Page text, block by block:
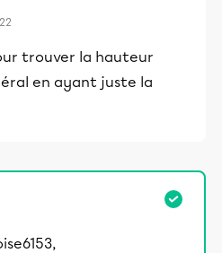
trouver la hauteur
en ayant juste la